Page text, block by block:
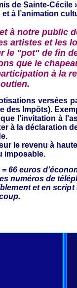
de Sainte-Cécile
à l’animation
à notre public
artistes et les
le "pot" de fin
que le
à la
versées
des Impôts).
l'invitation à
à la déclaration
le revenu à
imposable.
66 euros
numéros de
et en script